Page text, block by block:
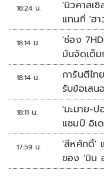
18:24 น.
'นิวคาสเ
แทนที่ 'ฮา
18:14 น.
'ช่อง
มันจัดเต็
18:14 น.
การันตีไท
รับข้อเส
18:11 น.
'มะมาย-
แชมป์ อิเ
คัพ สนาม
17:59 น.
'สีหศักดิ์'
ของ 'มิน
อาเซียน